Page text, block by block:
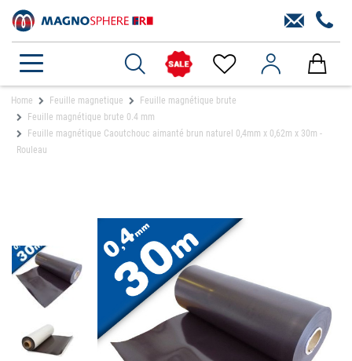
Home Feuille magnetique
Feuille magnétique brute
Feuille magnétique brute 0.4 mm
Feuille magnétique Caoutchouc aimanté brun naturel 0,4mm x 0,62m x 30m -
Rouleau